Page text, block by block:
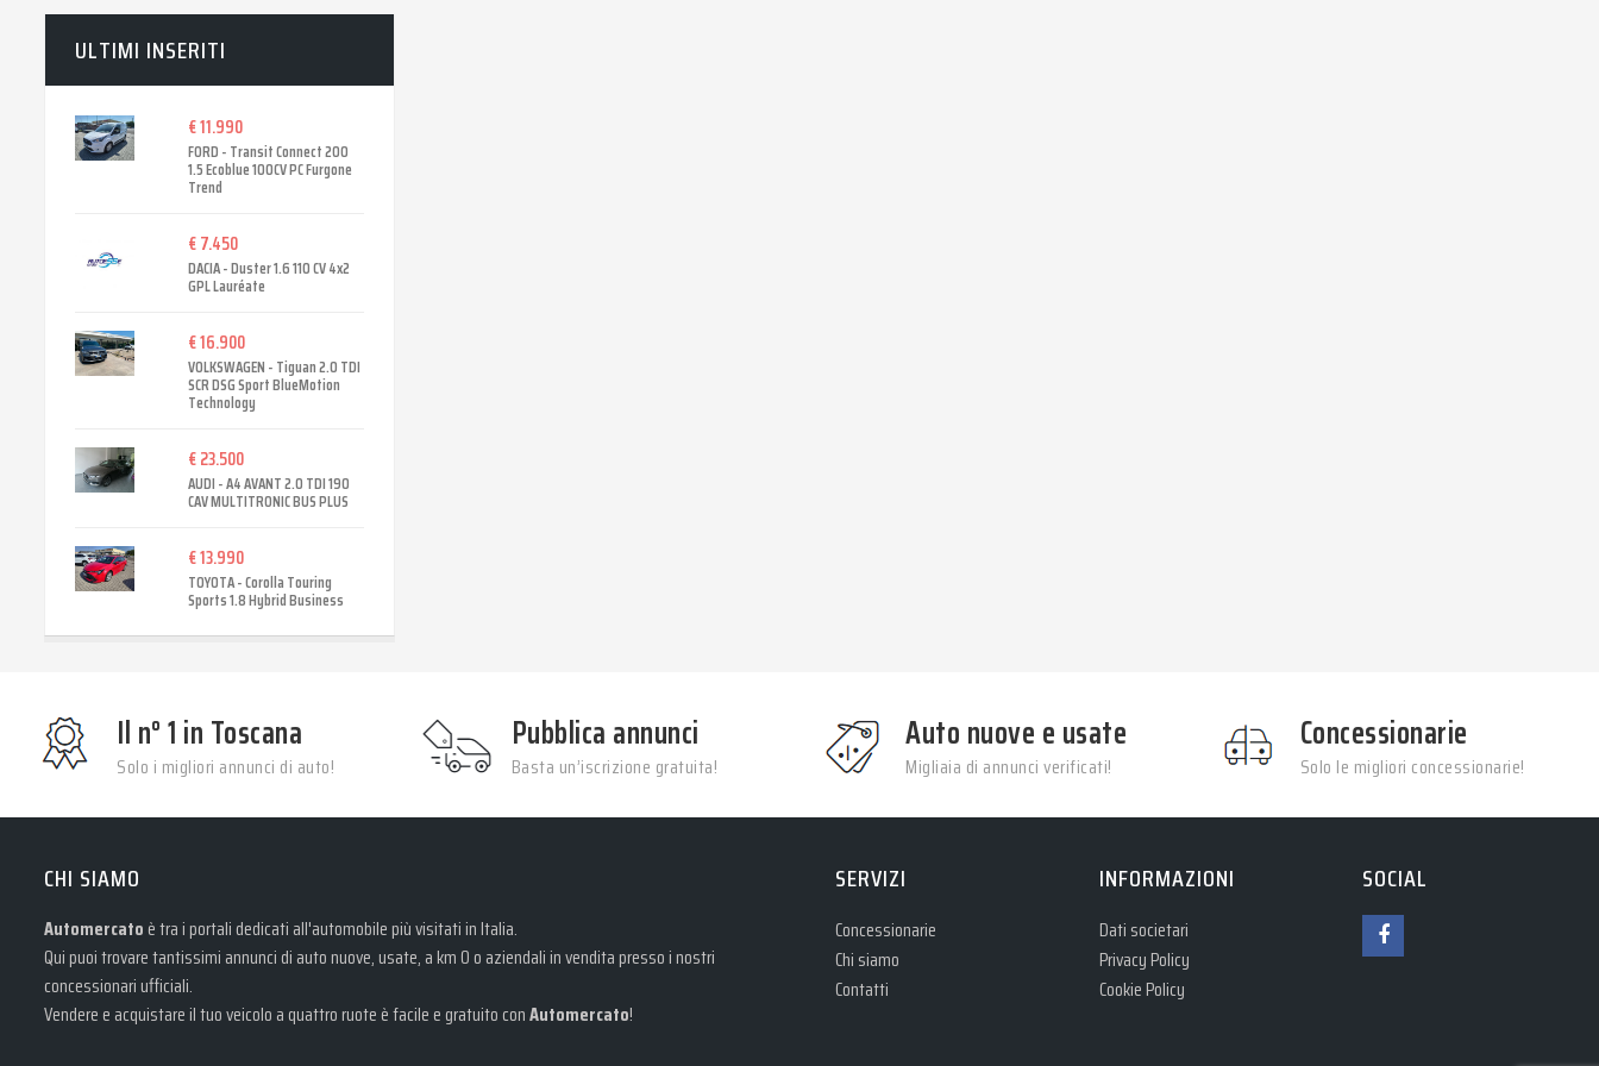
ULTIMI INSERITI
€ 11.990
FORD - Transit Connect 200
1.5 Ecoblue 100CV PC Furgone
Trend
€ 7.450
DACIA - Duster 1.6 110 CV 4x2
GPL Lauréate
€ 16.900
VOLKSWAGEN - Tiguan 2.0 TDI
SCR DSG Sport BlueMotion
Technology
€ 23.500
AUDI - A4 AVANT 2.0 TDI 190
CAV MULTITRONIC BUS PLUS
€ 13.990
TOYOTA - Corolla Touring
Sports 1.8 Hybrid Business
Il n° 1 in Toscana
Solo i migliori annunci di auto!
Pubblica annunci
Basta un’iscrizione gratuita!
Auto nuove e usate
Migliaia di annunci verificati!
Concessionarie
Solo le migliori concessionarie!
CHI SIAMO
Automercato è tra i portali dedicati all'automobile più visitati in Italia.
Qui puoi trovare tantissimi annunci di auto nuove, usate, a km 0 o aziendali in vendita presso i nostri
concessionari ufficiali.
Vendere e acquistare il tuo veicolo a quattro ruote è facile e gratuito conAutomercato!
SERVIZI
Concessionarie
Chi siamo
Contatti
INFORMAZIONI
Dati societari
Privacy Policy
Cookie Policy
SOCIAL